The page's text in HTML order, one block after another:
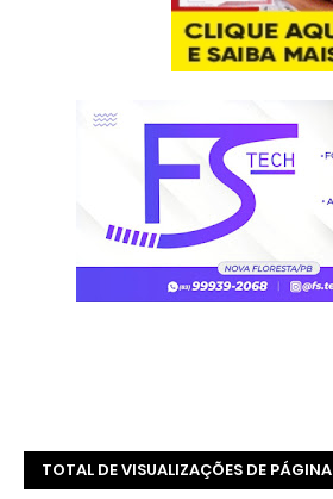
TOTAL DE VISUALIZAÇÕES DE PÁGINA